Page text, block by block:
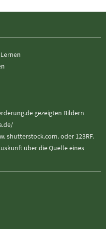
gezeigten Bildern
shutterstock.com. oder 123RF.
über die Quelle eines